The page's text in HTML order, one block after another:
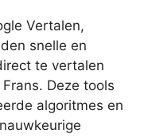
Vertalen,
snelle en
te vertalen
Deze tools
algoritmes en